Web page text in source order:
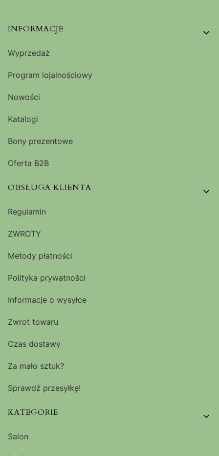
Linki w stopce
INFORMACJE
Wyprzedaż
Program lojalnościowy
Nowości
Katalogi
Bony prezentowe
Oferta B2B
OBSŁUGA KLIENTA
Regulamin
ZWROTY
Metody płatności
Polityka prywatności
Informacje o wysyłce
Zwrot towaru
Czas dostawy
Za mało sztuk?
Sprawdź przesyłkę!
KATEGORIE
Salon